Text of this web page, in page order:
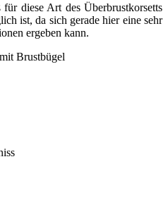
diese Art des Überbrustkorsetts
ist, da sich gerade hier eine sehr
ergeben kann.
Brustbügel